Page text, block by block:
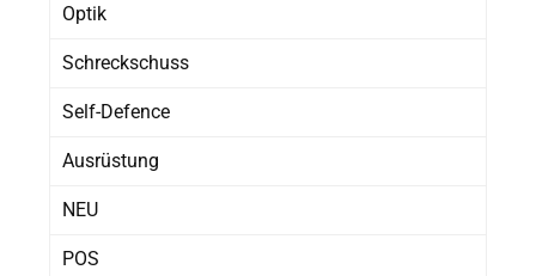
Optik
Schreckschuss
Self-Defence
Ausrüstung
NEU
POS